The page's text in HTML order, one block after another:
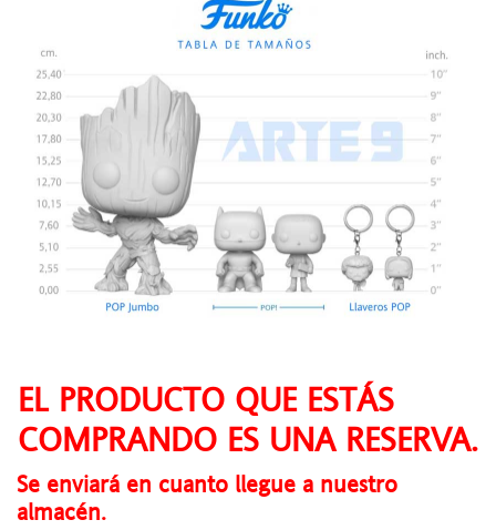
EL PRODUCTO QUE ESTÁS
COMPRANDO ES UNA RESERVA.
Se enviará en cuanto llegue a nuestro
almacén.